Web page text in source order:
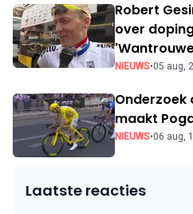
Robert
over
NIEUWS•05 aug,
Onderzoek
maakt
NIEUWS•06 aug,
Laatste reacties